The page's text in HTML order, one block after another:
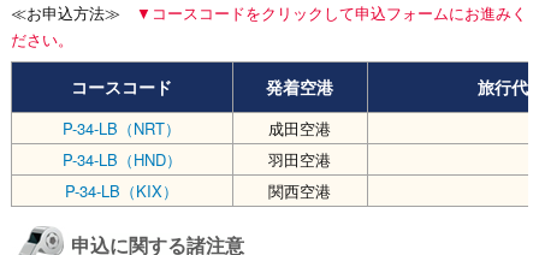
≪お申込方法≫
▼コースコードをクリックして申込フォームにお進みく
ださい。
コースコード 発着空港 旅行代
P-34-LB（NRT） 成田空港
P-34-LB（HND）
羽田空港
P-34-LB（KIX）
関西空港
申込に関する諸注意